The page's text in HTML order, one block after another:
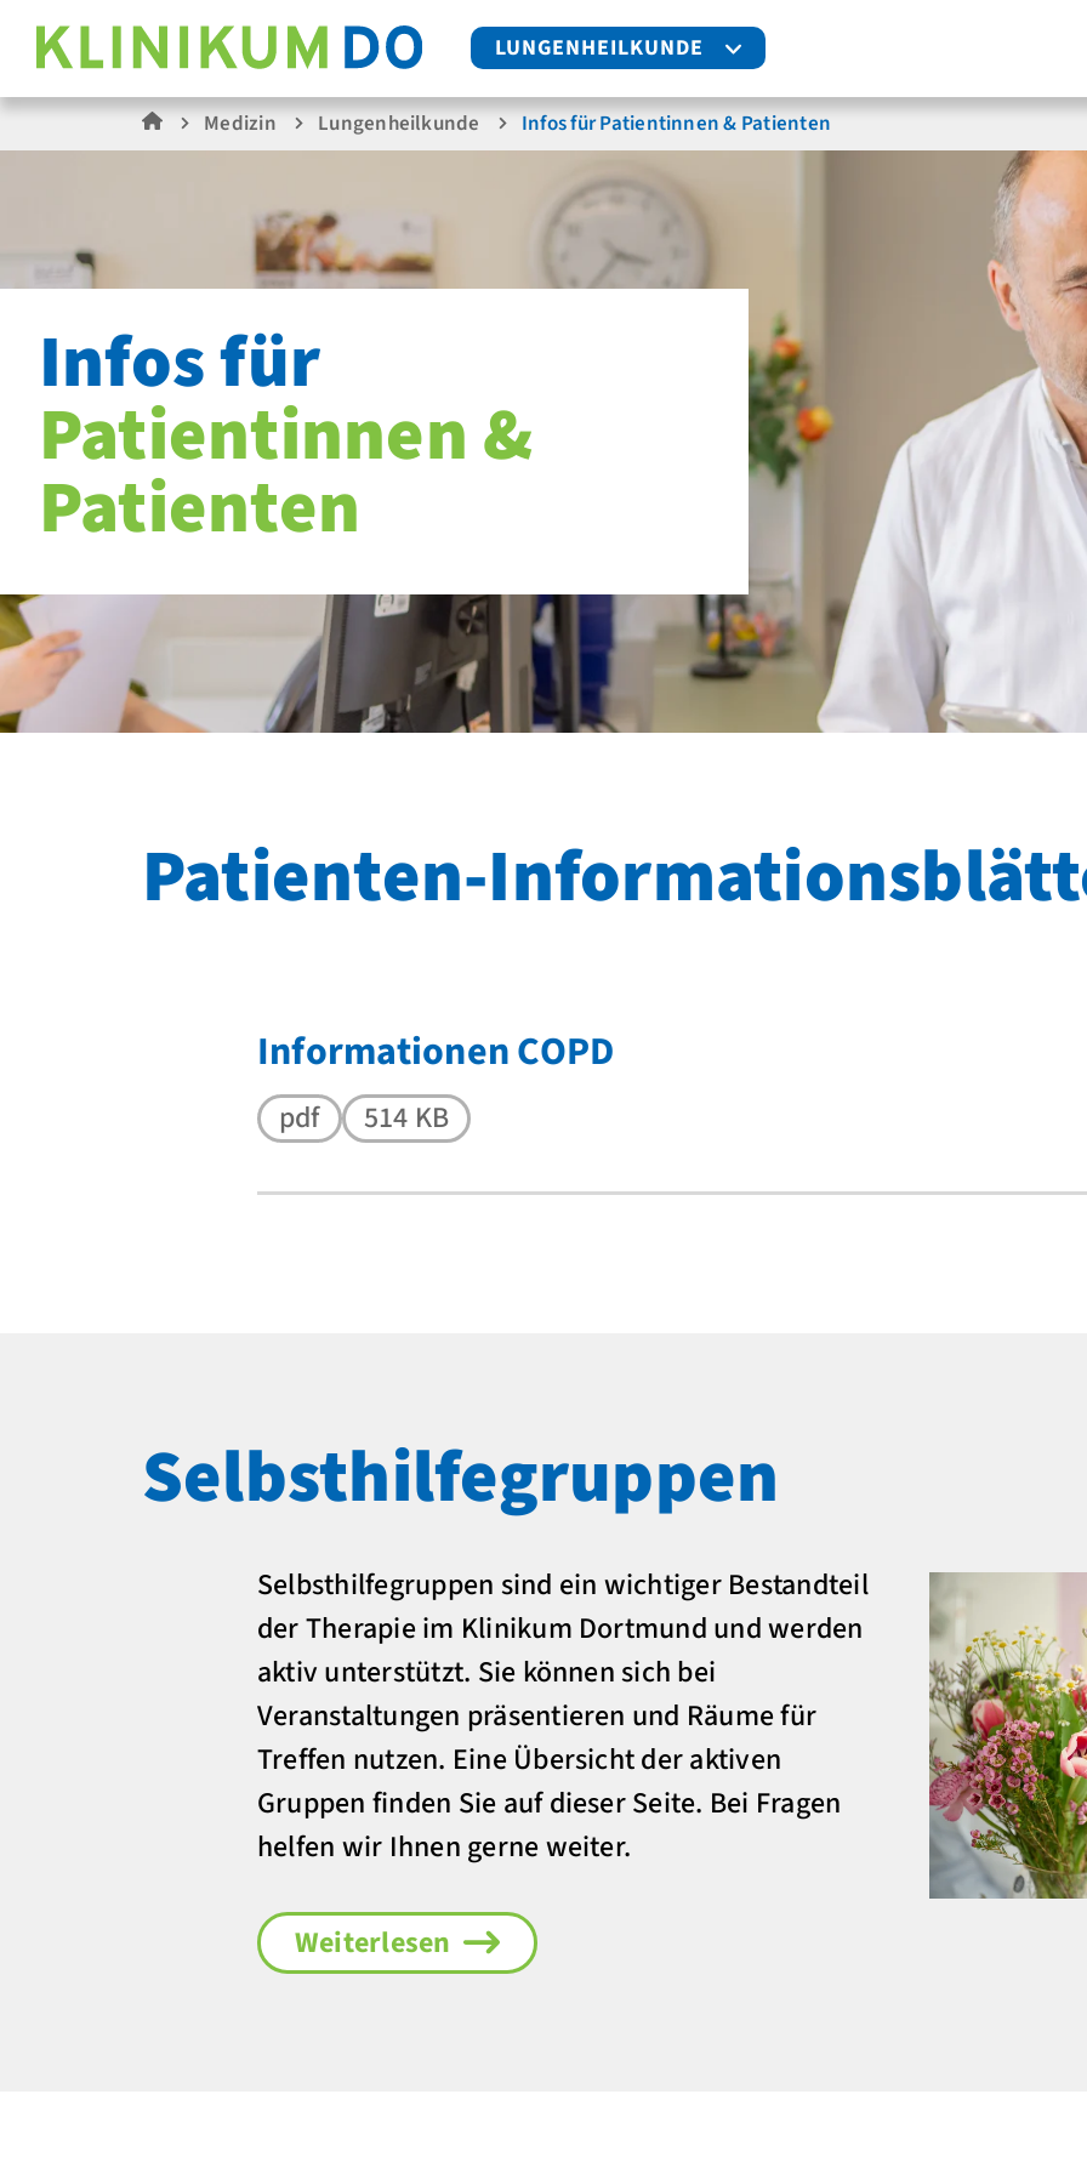
LUNGENHEILKUNDE
Medizin Lungenheilkunde Infos für Patientinnen & Patienten
Infos für
Patientinnen &
Patienten
Patienten-
Informationen COPD
pdf 514 KB
Selbsthilfegruppen
Selbsthilfegruppen sind ein wichtiger Bestandteil
der Therapie im Klinikum Dortmund und werden
aktiv unterstützt. Sie können sich bei
Veranstaltungen präsentieren und Räume für
Treffen nutzen. Eine Übersicht der aktiven
Gruppen finden Sie auf dieser Seite. Bei Fragen
helfen wir Ihnen gerne weiter.
Weiterlesen